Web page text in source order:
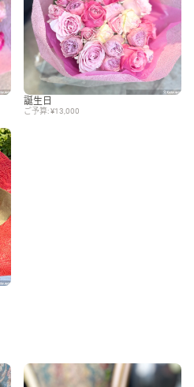
誕生日
ご予算: ¥13,000